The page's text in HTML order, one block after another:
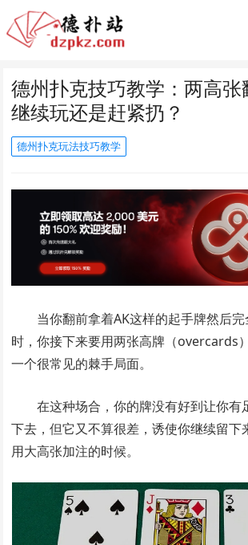
德州扑克技巧教学：两高张
继续玩还是赶紧扔？
德州扑克玩法技巧教学
当你翻前拿着AK这样的起手牌然后
时，你接下来要用两张高牌（overcards
一个很常见的棘手局面。
在这种场合，你的牌没有好到让你有
下去，但它又不算很差，诱使你继续留下
用大高张加注的时候。